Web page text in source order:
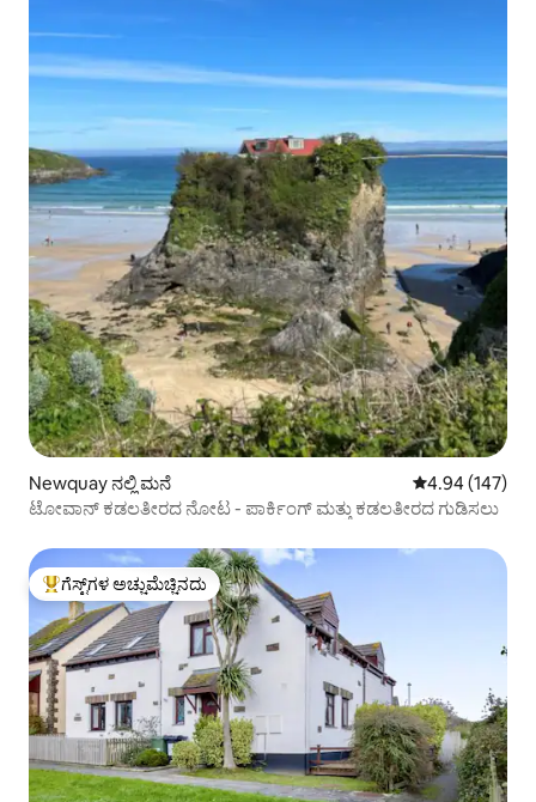
Newquay ನಲ್ಲಿ ಮನೆ 5 ರಲ್ಲಿ 4.94
4.94 (147)
ಟೋವಾನ್ ಕಡಲತೀರದ ನೋಟ - ಪಾರ್ಕಿಂಗ್ ಮತ್ತು ಕಡಲತೀರದ ಗುಡಿಸಲು
ಗೆಸ್ಟ್‌ಗಳಿಗೆ ಅತಿ ಹೆಚ್ಚು ಅಚ್ಚುಮೆಚ್ಚಿನದು
ಗೆಸ್ಟ್‌ಗಳ ಅಚ್ಚುಮೆಚ್ಚಿನದು